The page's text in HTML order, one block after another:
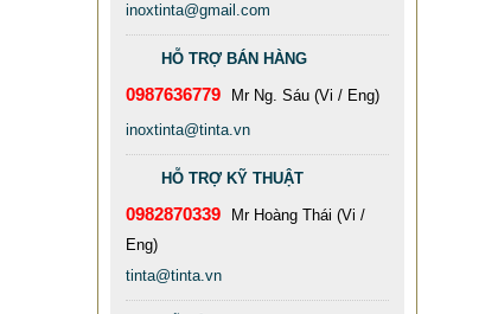
inoxtinta@gmail.com
HỖ TRỢ BÁN HÀNG
0987636779
Mr Ng. Sáu (Vi / Eng)
inoxtinta@tinta.vn
HỖ TRỢ KỸ THUẬT
0982870339
Mr Hoàng Thái (Vi /
Eng)
tinta@tinta.vn